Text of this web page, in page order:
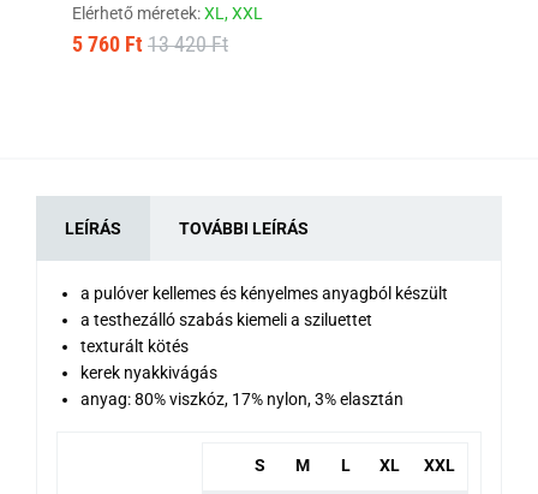
Elérhető méretek:XL,XXL
5 760 Ft 13 420 Ft
LEÍRÁS TOVÁBBI LEÍRÁS
a pulóver kellemes és kényelmes anyagból készült
a testhezálló szabás kiemeli a sziluettet
texturált kötés
kerek nyakkivágás
anyag: 80% viszkóz, 17% nylon, 3% elasztán
S M L XL XXL